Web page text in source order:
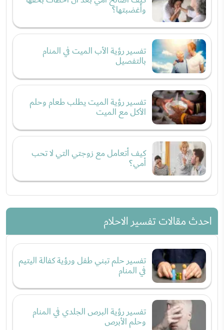
وأغضبتها؟
تفسير رؤية الأب الميت في المنام
بالتفصيل
تفسير رؤية الميت يطلب طعام وحلم
الأكل مع الميت
كيف أتعامل مع زوجتي التي لا تحب
أمي؟
احدث مقالات تفسير الاحلام
تفسير حلم تبني طفل ورؤية كفالة اليتيم
في المنام
تفسير رؤية البرص الجلدي في المنام
وحلم الأبرص